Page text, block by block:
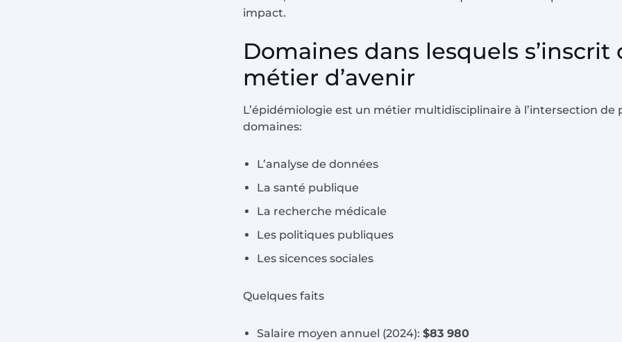
impact.
Domaines dans lesquels s’inscrit
métier d’avenir
L’épidémiologie est un métier multidisciplinaire à l’intersection de
domaines:
L’analyse de données
La santé publique
La recherche médicale
Les politiques publiques
Les sicences sociales
Quelques faits
Salaire moyen annuel (2024): $83 980